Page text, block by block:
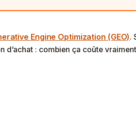
Engine Optimization (GEO).
: combien ça coûte